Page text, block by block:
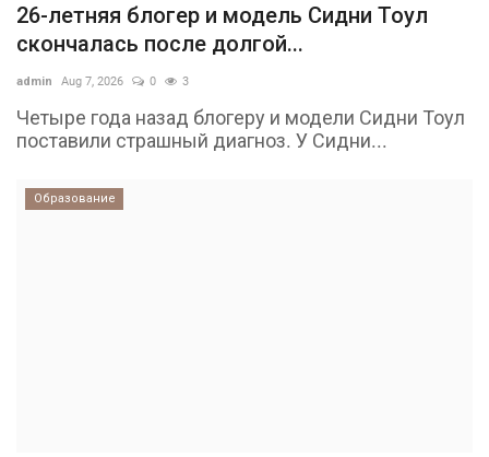
26-летняя блогер и модель Сидни Тоул
скончалась после долгой...
admin Aug 7, 2026 0 3
Четыре года назад блогеру и модели Сидни Тоул
поставили страшный диагноз. У Сидни...
Образование